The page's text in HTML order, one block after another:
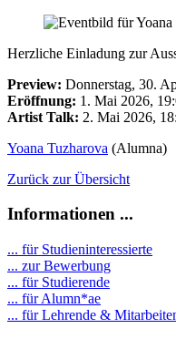
Herzliche Einladung zur
Preview: Donnerstag, 30.
Eröffnung: 1. Mai 2026,
Artist Talk: 2. Mai 2026,
Yoana Tuzharova (Alumna)
Zurück zur Übersicht
Informationen ...
... für Studieninteressierte
... zur Bewerbung
... für Studierende
... für Alumn*ae
... für Lehrende &